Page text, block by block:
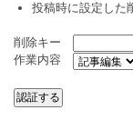
投稿時に設定した
削除キー
作業内容